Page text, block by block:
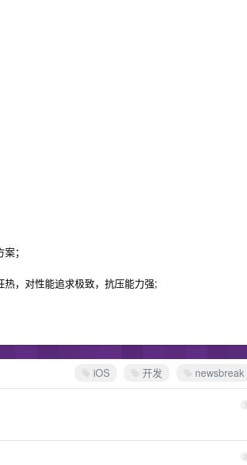
；
，对性能追求极致，抗压能力强;
iOS 开发 newsbreak
1
2